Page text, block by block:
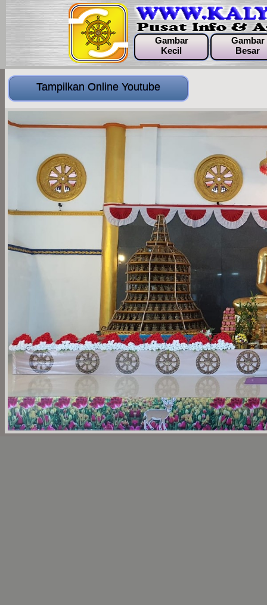
Gambar
Kecil
Gambar
Besar
Tampilkan Online Youtube